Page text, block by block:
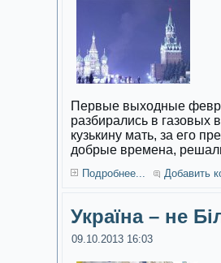
Первые выходные
разбирались в газовых
кузькину мать, за его
добрые времена,
Подробнее... Добавить
Україна – не
09.10.2013 16:03